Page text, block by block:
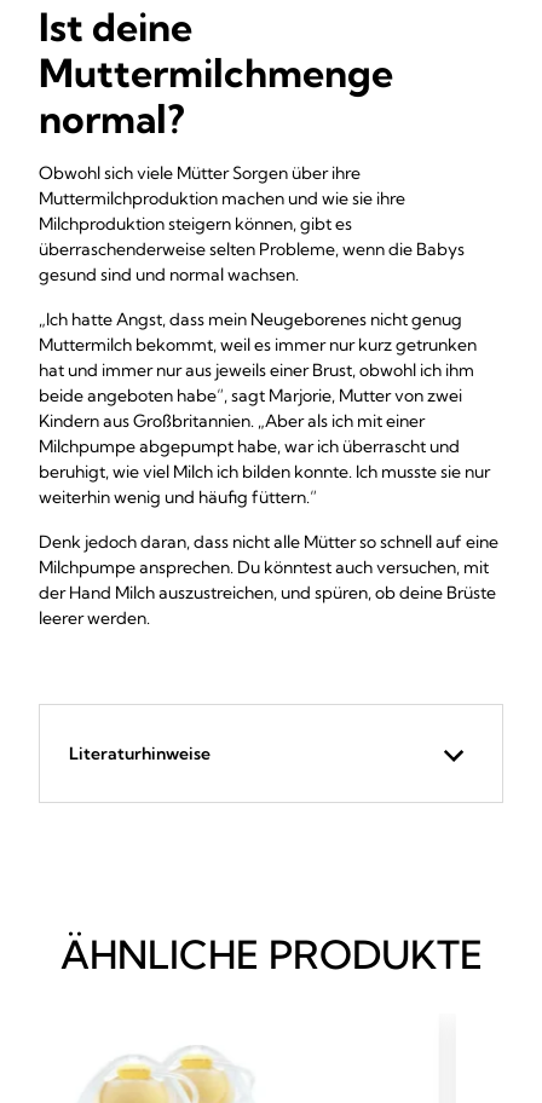
Ist deine
Muttermilchmenge
normal?
Obwohl sich viele Mütter Sorgen über ihre
Muttermilchproduktion machen und wie sie ihre
Milchproduktion steigern können, gibt es
überraschenderweise selten Probleme, wenn die Babys
gesund sind und normal wachsen.
„Ich hatte Angst, dass mein Neugeborenes nicht genug
Muttermilch bekommt, weil es immer nur kurz getrunken
hat und immer nur aus jeweils einer Brust, obwohl ich ihm
beide angeboten habe“, sagt Marjorie, Mutter von zwei
Kindern aus Großbritannien. „Aber als ich mit einer
Milchpumpe abgepumpt habe, war ich überrascht und
beruhigt, wie viel Milch ich bilden konnte. Ich musste sie nur
weiterhin wenig und häufig füttern.“
Denk jedoch daran, dass nicht alle Mütter so schnell auf eine
Milchpumpe ansprechen. Du könntest auch versuchen, mit
der Hand Milch auszustreichen, und spüren, ob deine Brüste
leerer werden.
Literaturhinweise
ÄHNLICHE PRODUKTE